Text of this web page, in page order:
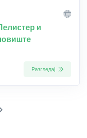
и
Разгледај